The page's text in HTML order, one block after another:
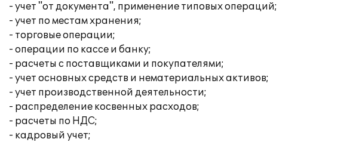
- учет "от документа", применение типовых операций;
- учет по местам хранения;
- торговые операции;
- операции по кассе и банку;
- расчеты с поставщиками и покупателями;
- учет основных средств и нематериальных активов;
- учет производственной деятельности;
- распределение косвенных расходов;
- расчеты по НДС;
- кадровый учет;